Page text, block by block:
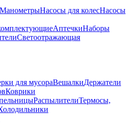
МанометрыНасосы для колесНасосы
АптечкиНаборы
Светоотражающая
для мусораВешалкиДержатели
Коврики
РаспылителиТермосы,